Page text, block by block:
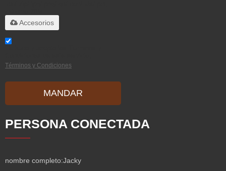
Accesorios
Términos y Condiciones
MANDAR
PERSONA CONECTADA
nombre completo:Jacky